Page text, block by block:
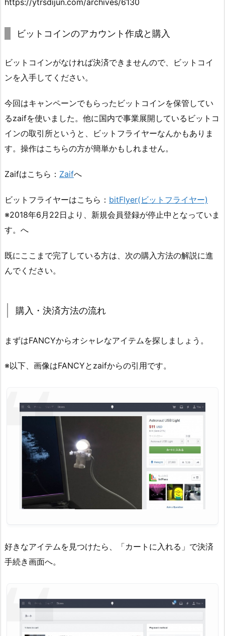
https://ytrsdijun.com/archives/6130
ビットコインのアカウント作成と購入
ビットコインがなければ決済できませんので、ビットコイ
ンを入手してください。
今回はキャンペーンでもらったビットコインを保管してい
るzaifを使いました。他に国内で事業展開しているビットコ
インの取引所というと、ビットフライヤーなんかもありま
す。操作はこちらの方が簡単かもしれません。
Zaifはこちら： Zaifへ
ビットフライヤーはこちら： bitFlyer(ビットフライヤー)
※2018年6月22日より、新規会員登録が停止中となっていま
す。へ
既にここまで完了している方は、次の購入方法の解説に進
んでください。
購入・決済方法の流れ
まずはFANCYからオシャレなアイテムを探しましょう。
※以下、画像はFANCYとzaifからの引用です。
好きなアイテムを見つけたら、「カートに入れる」で決済
手続き画面へ。